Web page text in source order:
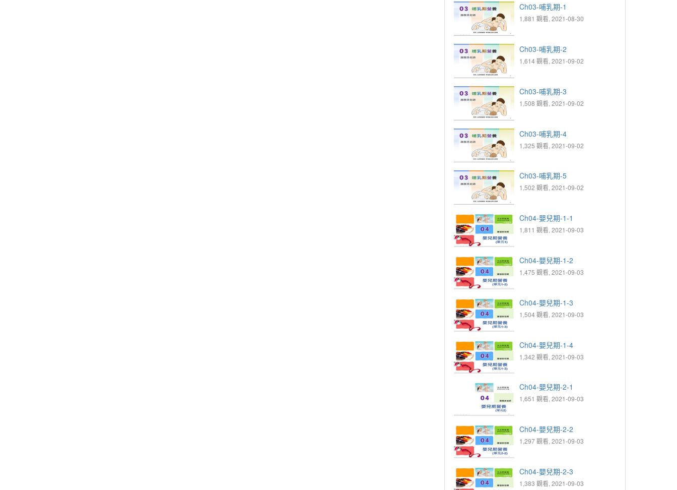
Ch03-哺乳期-1
1,881 觀看, 2021-08-30
Ch03-哺乳期-2
1,614 觀看, 2021-09-02
Ch03-哺乳期-3
1,508 觀看, 2021-09-02
Ch03-哺乳期-4
1,325 觀看, 2021-09-02
Ch03-哺乳期-5
1,502 觀看, 2021-09-02
Ch04-嬰兒期-1-1
1,811 觀看, 2021-09-03
Ch04-嬰兒期-1-2
1,475 觀看, 2021-09-03
Ch04-嬰兒期-1-3
1,504 觀看, 2021-09-03
Ch04-嬰兒期-1-4
1,342 觀看, 2021-09-03
Ch04-嬰兒期-2-1
1,651 觀看, 2021-09-03
Ch04-嬰兒期-2-2
1,297 觀看, 2021-09-03
Ch04-嬰兒期-2-3
1,383 觀看, 2021-09-03